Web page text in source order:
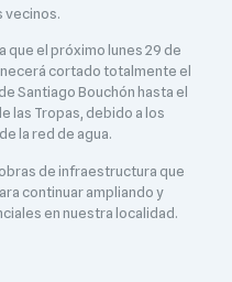
vecinos.
que el próximo lunes 29 de
cortado totalmente el
Santiago Bouchón hasta el
las Tropas, debido a los
la red de agua.
de infraestructura que
continuar ampliando y
en nuestra localidad.